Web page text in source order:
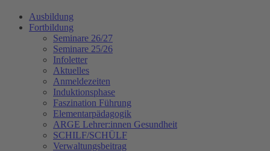
Ausbildung
Fortbildung
Seminare 26/27
Seminare 25/26
Infoletter
Aktuelles
Anmeldezeiten
Induktionsphase
Faszination Führung
Elementarpädagogik
ARGE Lehrer:innen Gesundheit
SCHILF/SCHÜLF
Verwaltungsbeitrag